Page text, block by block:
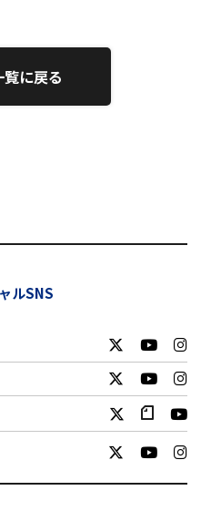
に戻る
ルSNS